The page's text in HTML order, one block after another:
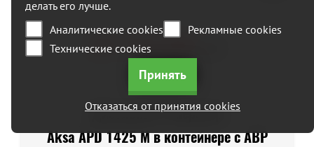
20 716 000
Дизельный генератор
Aksa APD 1425 M в контейнере с АВР
делать его лучше.
Аналитические cookies
Рекламные cookies
Технические cookies
Отказаться от принятия cookies